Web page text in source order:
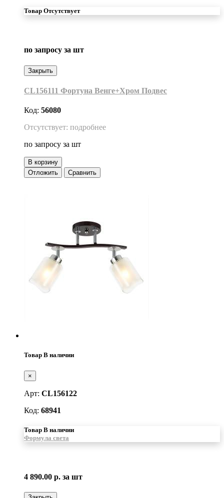
Товар Отсутствует
по запросу за шт
Закрыть
CL156111 Фортуна Венге+Хром Подвес
Код: 56080
Отсутствует: подробнее
по запросу за шт
В корзину
Отложить
Сравнить
Товар В наличии
×
Арт: CL156122
Код: 68941
Товар В наличии
Формула света
4 890.00 р. за шт